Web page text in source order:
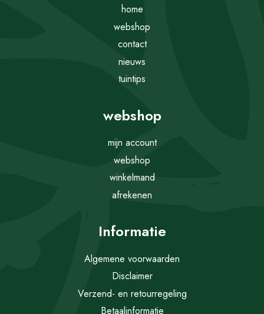
home
webshop
contact
nieuws
tuintips
webshop
mijn account
webshop
winkelmand
afrekenen
Informatie
Algemene voorwaarden
Disclaimer
Verzend- en retourregeling
Betaalinformatie